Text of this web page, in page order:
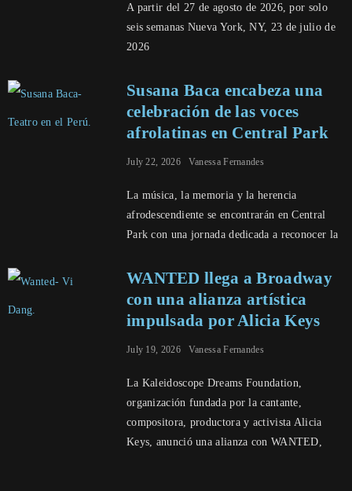
A partir del 27 de agosto de 2026, por solo
seis semanas Nueva York, NY, 23 de julio de
2026
Susana Baca encabeza una
celebración de las voces
afrolatinas en Central Park
July 22, 2026 Vanessa Fernandes
La música, la memoria y la herencia
afrodescendiente se encontrarán en Central
Park con una jornada dedicada a reconocer la
WANTED llega a Broadway
con una alianza artística
impulsada por Alicia Keys
July 19, 2026 Vanessa Fernandes
La Kaleidoscope Dreams Foundation,
organización fundada por la cantante,
compositora, productora y activista Alicia
Keys, anunció una alianza con WANTED,